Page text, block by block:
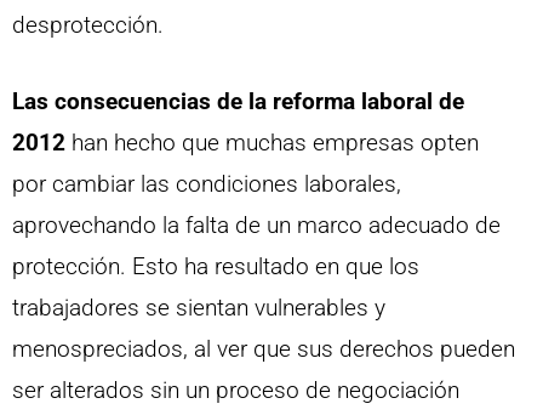
desprotección.
Las consecuencias de la reforma laboral de
2012 han hecho que muchas empresas opten
por cambiar las condiciones laborales,
aprovechando la falta de un marco adecuado de
protección. Esto ha resultado en que los
trabajadores se sientan vulnerables y
menospreciados, al ver que sus derechos pueden
ser alterados sin un proceso de negociación